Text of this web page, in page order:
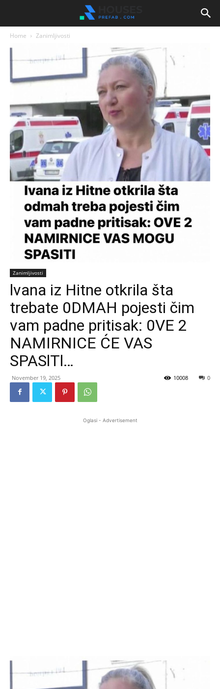
Home Zanimljivosti
Zanimljivosti
lvana iz Hitne otkrila šta
trebate 0DMAH pojesti čim
vam padne pritisak: 0VE 2
NAMIRNICE ĆE VAS
SPASlTl…
November 19, 2025 0
10008
Oglasi - Advertisement